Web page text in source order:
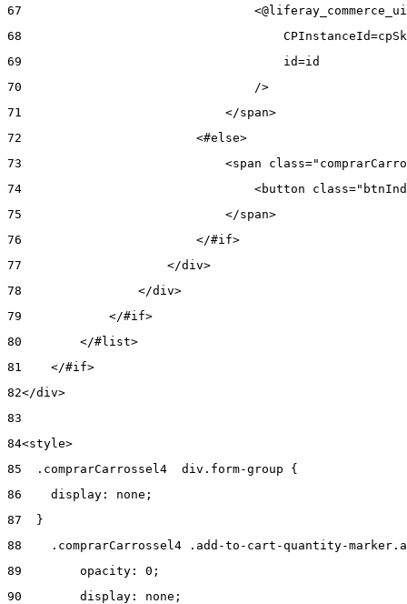
67
68
69
                                    id=id
70
                                />
71
                            </span>
72
                        <#else>
73
<span
74
<button
75
                            </span>
76
                        </#if>
77
                    </div>
78
                </div>
79
            </#if>
80
        </#list>
81
    </#if>
82</div>
83
84<style>
85
  .comprarCarrossel4  div.form-group {
86
    display: none;
87
  }
88
.comprarCarrossel4 .add-to-cart-quantity-
89
        opacity: 0;
90
        display: none;